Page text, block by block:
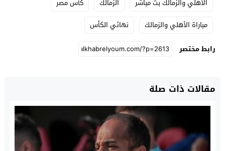
الأهلي والزمالك بث مباشر
الزمالك
كأس مصر
مباراة الأهلي والزمالك
نهائي الكأس
رابط مختصر
مقالات ذات صلة